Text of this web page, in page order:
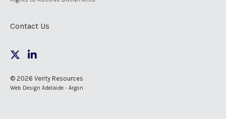
Contact Us
© 2026 Verity Resources
Web Design Adelaide - Argon